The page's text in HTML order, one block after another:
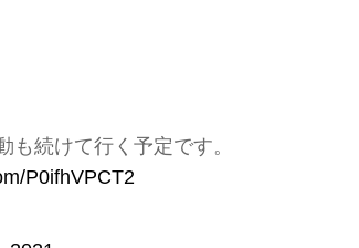
続けて行く予定です。
P0ifhVPCT2